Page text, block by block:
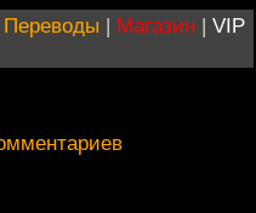
Переводы | Магазин | VIP